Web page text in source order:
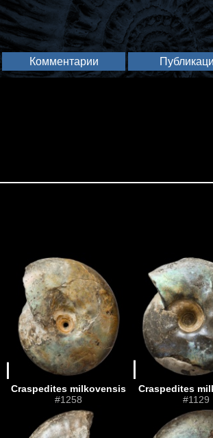
Комментарии
Craspedites milkovensis
#1258
Craspedites
#1129